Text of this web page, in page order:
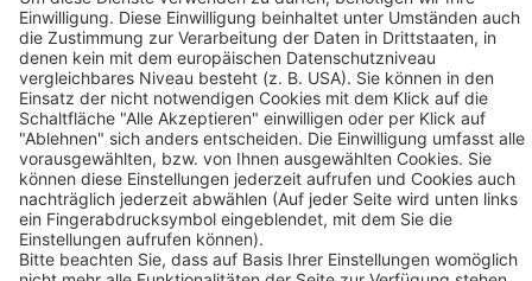
kununu Top Company 2024